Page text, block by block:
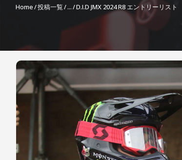
Home 投稿一覧 ... D.I.D JMX 2024 R8 エントリーリスト
投
稿
ナ
ビ
ゲ
シ